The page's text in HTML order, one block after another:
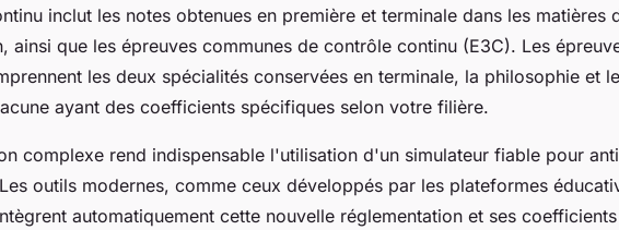
inclut les notes obtenues en première et terminale dans les matières
ainsi que les épreuves communes de contrôle continu (E3C). Les
les deux spécialités conservées en terminale, la philosophie et le
ayant des coefficients spécifiques selon votre filière.
complexe rend indispensable l'utilisation d'un simulateur fiable pour
outils modernes, comme ceux développés par les plateformes
automatiquement cette nouvelle réglementation et ses coefficients